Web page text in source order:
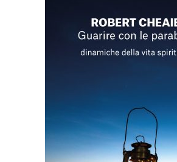
AGGIUNGI AL CARRELLO